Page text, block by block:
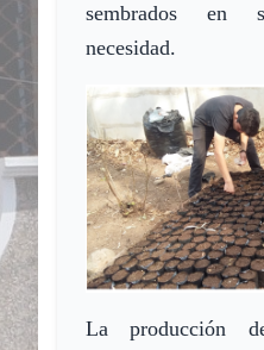
sembrados en
necesidad.
La producción